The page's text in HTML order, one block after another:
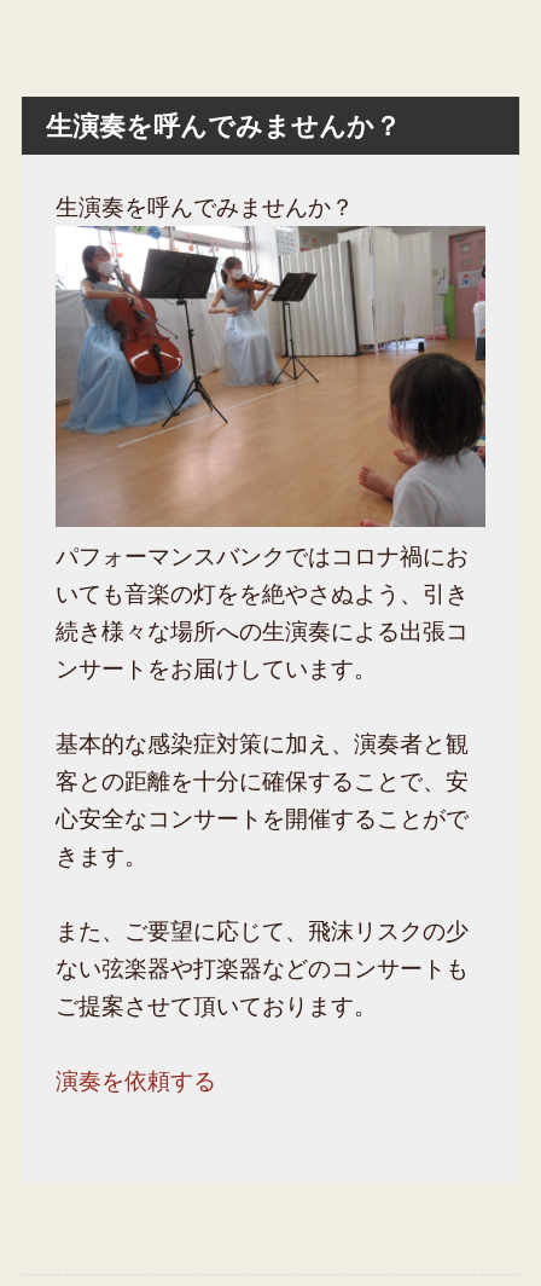
生演奏を呼んでみませんか？
生演奏を呼んでみませんか？
パフォーマンスバンクではコロナ禍にお
いても音楽の灯をを絶やさぬよう、引き
続き様々な場所への生演奏による出張コ
ンサートをお届けしています。
基本的な感染症対策に加え、演奏者と観
客との距離を十分に確保することで、安
心安全なコンサートを開催することがで
きます。
また、ご要望に応じて、飛沫リスクの少
ない弦楽器や打楽器などのコンサートも
ご提案させて頂いております。
演奏を依頼する